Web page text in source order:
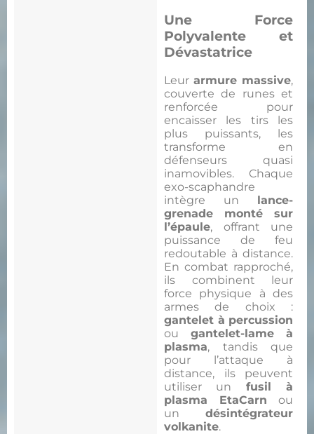
Une Force
Polyvalente et
Dévastatrice
Leur armure massive,
couverte de runes et
renforcée pour
encaisser les tirs les
plus puissants, les
transforme en
défenseurs quasi
inamovibles. Chaque
exo-scaphandre
intègre un lance-
grenade monté sur
l’épaule, offrant une
puissance de feu
redoutable à distance.
En combat rapproché,
ils combinent leur
force physique à des
armes de choix :
gantelet à percussion
ou gantelet-lame à
plasma, tandis que
pour l’attaque à
distance, ils peuvent
utiliser un fusil à
plasma EtaCarn ou
un désintégrateur
volkanite.